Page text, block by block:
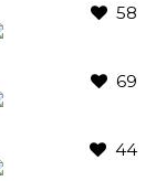
58
69
44